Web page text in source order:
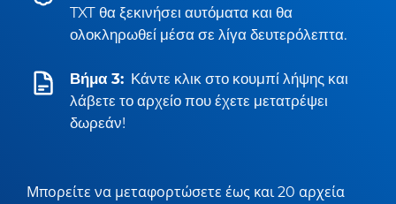
TXT θα ξεκινήσει αυτόματα και θα
ολοκληρωθεί μέσα σε λίγα δευτερόλεπτα.
Βήμα 3: Κάντε κλικ στο κουμπί λήψης και
λάβετε το αρχείο που έχετε μετατρέψει
δωρεάν!
Μπορείτε να μεταφορτώσετε έως και 20 αρχεία